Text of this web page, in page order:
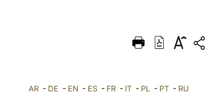
DEUTSCH
العربيّة AR- DE - EN - ES- FR- IT- PL- PT- RU